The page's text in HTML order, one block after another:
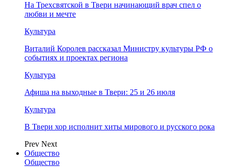
На Трехсвятской в Твери начинающий врач спел о
любви и мечте
Культура
Виталий Королев рассказал Министру культуры РФ о
событиях и проектах региона
Культура
Афиша на выходные в Твери: 25 и 26 июля
Культура
В Твери хор исполнит хиты мирового и русского рока
Prev Next
Общество
Общество